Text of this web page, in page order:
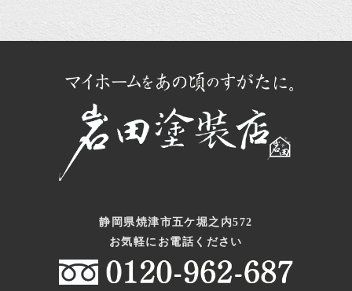
静岡県焼津市五ケ堀之内572
お気軽にお電話ください